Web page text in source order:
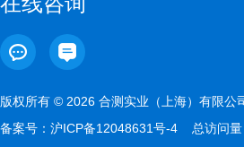
版权所有 © 2026 合测实业（上海）有限
备案号： 沪ICP备12048631号-4 总访问量